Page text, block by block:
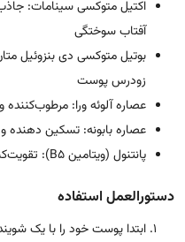
آفتاب سوختگی
زودرس پوست
عصاره آلوئه ورا:
عصاره بابونه: تسکین
پانتنول (ویتامین B5): تقویت‌کننده و مرطوب‌کننده پوست
دستورالعمل استفاده
ابتدا پوست خود را با یک